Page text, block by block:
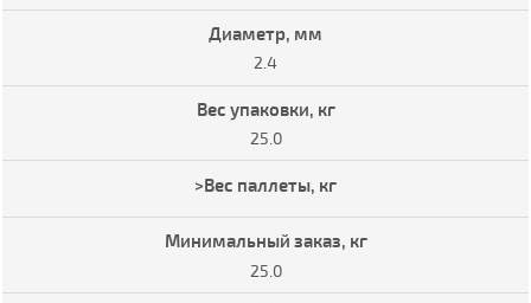
2.4
25.0
25.0